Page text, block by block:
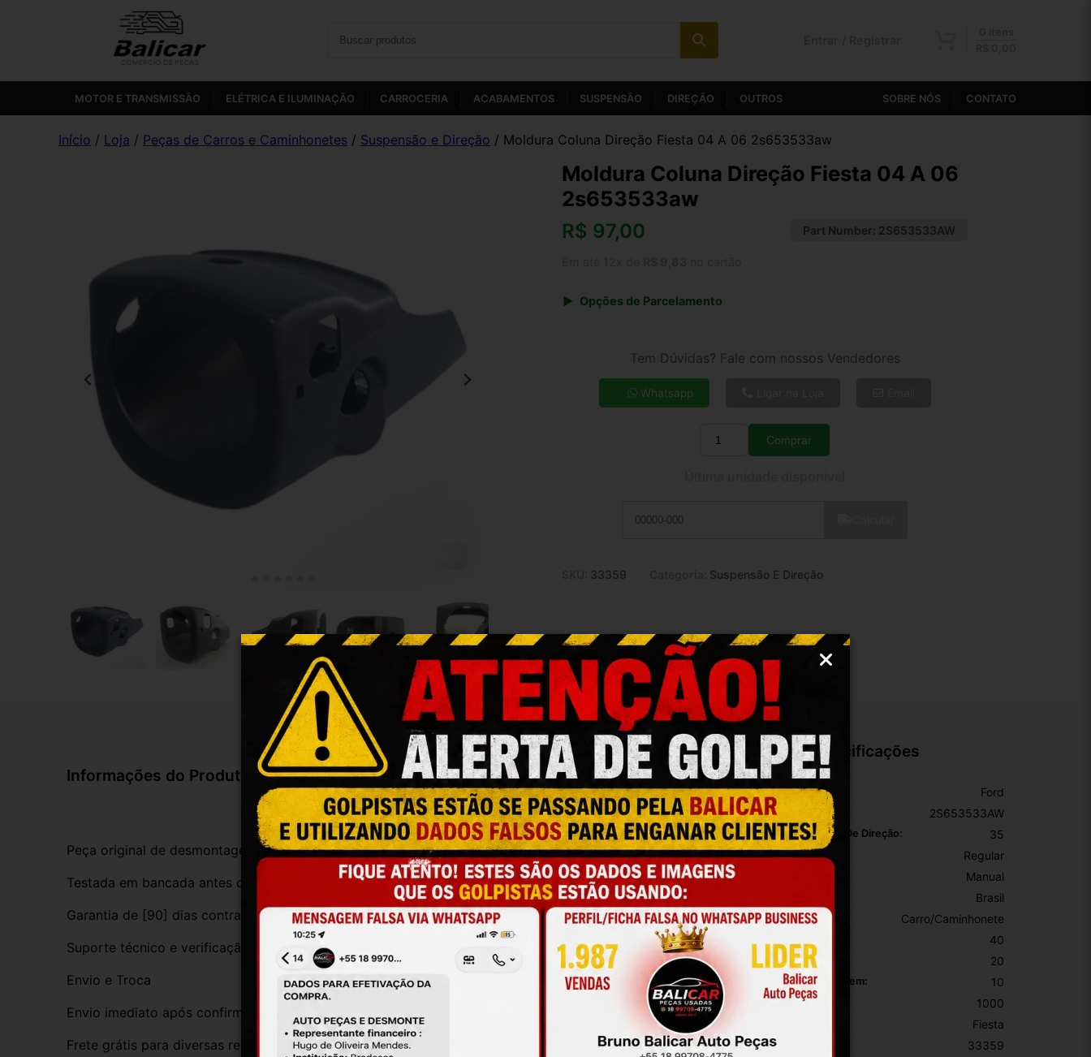
MOTOR E TRANSMISSÃO ELÉTRICA E ILUMINAÇÃO CARROCERIA ACABAMENTOS SUSPENSÃO DIREÇÃO OUTROS SOBRE NÓS CONTATO
Início / Loja / Peças de Carros e Caminhonetes / Suspensão e Direção / Moldura Coluna Direção Fiesta 04 A 06 2s653533aw
Moldura Coluna Direção Fiesta 04 A 06
2s653533aw
R$ 97,00 Part Number: 2S653533AW
Opções de Parcelamento
7x de R$ 15,90
9x de R$ 12,68
Tem Dúvidas? Fale com nossos Vendedores
Whatsapp
Quantidade
Comprar
33359 Suspensão E Direção
Informações do Produto
Peça original de desmontagem, com procedência e qualidade
Testada em bancada antes do envio
Garantia de [90] dias contra defeitos de funcionamento
Suporte técnico e verificação de compatibilidade antes da compra
Envio e Troca
Envio imediato após confirmação da compra
Frete grátis para diversas regiões do Brasil
Especificações
Marca: Ford
Número De Peça: 2S653533AW
Comprimento Da Coluna De Direção: 35
Tipo De Uso: Regular
Tipo De Transmissão: Manual
Brasil
Tipo De Veículo: Carro/Caminhonete
40
Largura Da Embalagem: 20
Comprimento Da Embalagem: 10
Peso Da Embalagem: 1000
Fiesta
SKU: 33359